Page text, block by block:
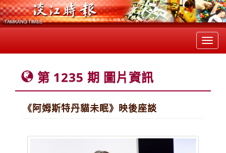
第 1235 期 圖片資訊
《阿姆斯特丹貓未眠》映後座談